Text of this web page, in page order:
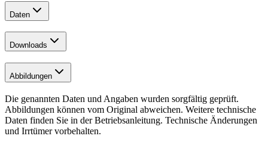
Daten
Downloads
Abbildungen
Die genannten Daten und Angaben wurden sorgfältig geprüft.
Abbildungen können vom Original abweichen. Weitere technische
Daten finden Sie in der Betriebsanleitung. Technische Änderungen
und Irrtümer vorbehalten.